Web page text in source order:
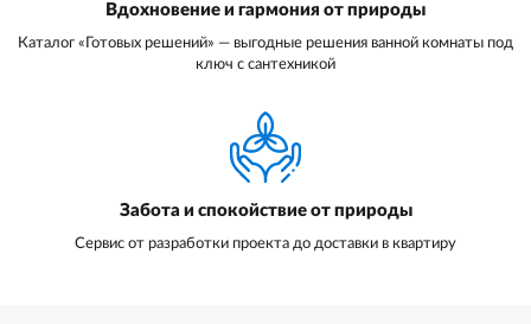
Вдохновение и гармония от природы
Каталог «Готовых решений» — выгодные решения ванной комнаты под
ключ с сантехникой
Забота и спокойствие от природы
Сервис от разработки проекта до доставки в квартиру